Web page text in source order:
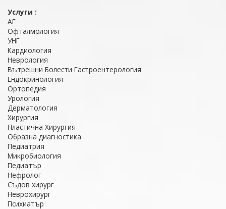
Услуги :
АГ
Офталмология
УНГ
Кардиология
Неврология
Вътрешни Болести Гастроентерология
Ендокринология
Ортопедия
Урология
Дерматология
Хирургия
Пластична Хирургия
Образна диагностика
Педиатрия
Микробиология
Педиатър
Нефролог
Съдов хирург
Неврохирург
Психиатър